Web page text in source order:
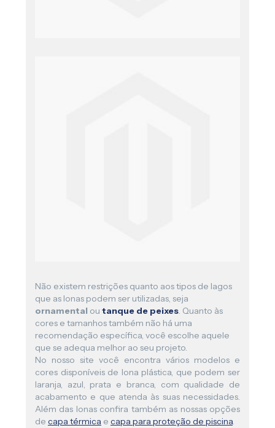
Não existem restrições quanto aos tipos de lagos
que as lonas podem ser utilizadas, seja
ornamental ou tanque de peixes. Quanto às
cores e tamanhos também não há uma
recomendação específica, você escolhe aquele
que se adequa melhor ao seu projeto.
No nosso site você encontra vários modelos e
cores disponíveis de lona plástica, que podem ser
laranja, azul, prata e branca, com qualidade de
acabamento e que atenda às suas necessidades.
Além das lonas confira também as nossas opções
de capa térmica e capa para proteção de piscina.